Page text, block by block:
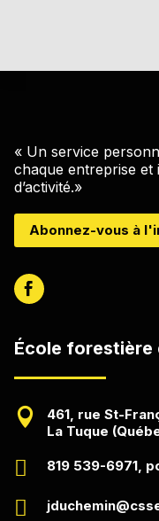
« Un service
chaque entreprise
d’activité.»
Abonnez-vous à
École forestière

461, rue St-
La Tuque
 819 539-6971,
